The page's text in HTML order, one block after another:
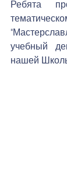
Ребята
учебный
нашей